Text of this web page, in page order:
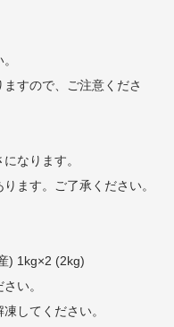
すので、ご注意くださ
なります。
ます。ご了承ください。
) 1kg×2 (2kg)
い。
してください。